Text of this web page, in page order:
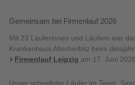
Gemeinsam bei Firmenlauf 2026
Mit 23 Läuferinnen und Läufern war
Krankenhaus Altscherbitz beim
Firmenlauf Leipzig am 17. Juni
Unser schnellster Läufer im Team,